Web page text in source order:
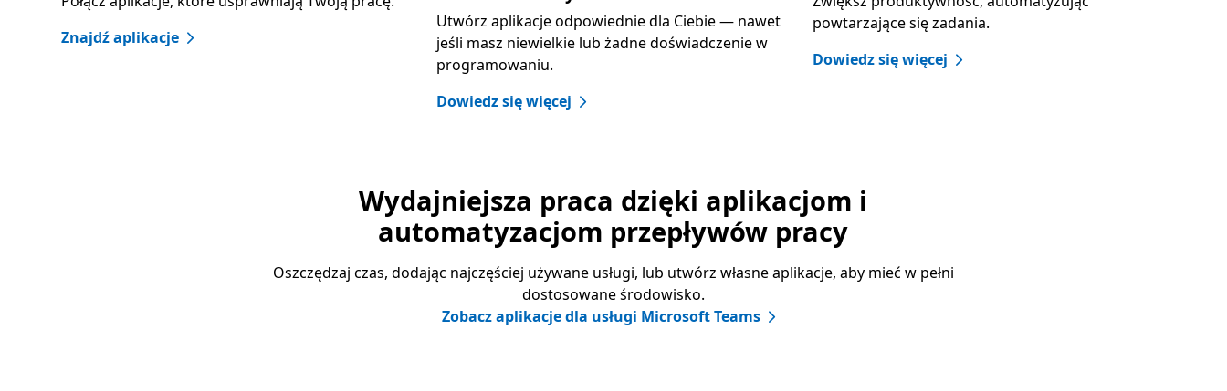
Znajdź aplikacje
Utwórz aplikacje odpowiednie dla Ciebie — nawet
jeśli masz niewielkie lub żadne doświadczenie w
programowaniu.
Dowiedz się więcej
powtarzające się zadania.
Dowiedz się więcej
Wydajniejsza praca dzięki aplikacjom i
automatyzacjom przepływów pracy
Oszczędzaj czas, dodając najczęściej używane usługi, lub utwórz własne aplikacje, aby mieć w pełni
dostosowane środowisko.
Zobacz aplikacje dla usługi Microsoft Teams